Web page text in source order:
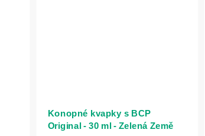
Konopné kvapky s BCP
Original - 30 ml - Zelená Země